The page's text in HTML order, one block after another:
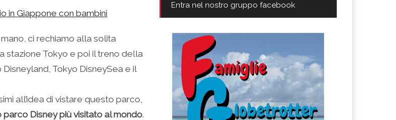
in Giappone con bambini
ci rechiamo alla solita
stazione Tokyo e poi il treno della
Tokyo DisneySea e il
all’idea di vistare questo parco,
parco Disney più visitato al mondo.
Entra nel nostro gruppo facebook